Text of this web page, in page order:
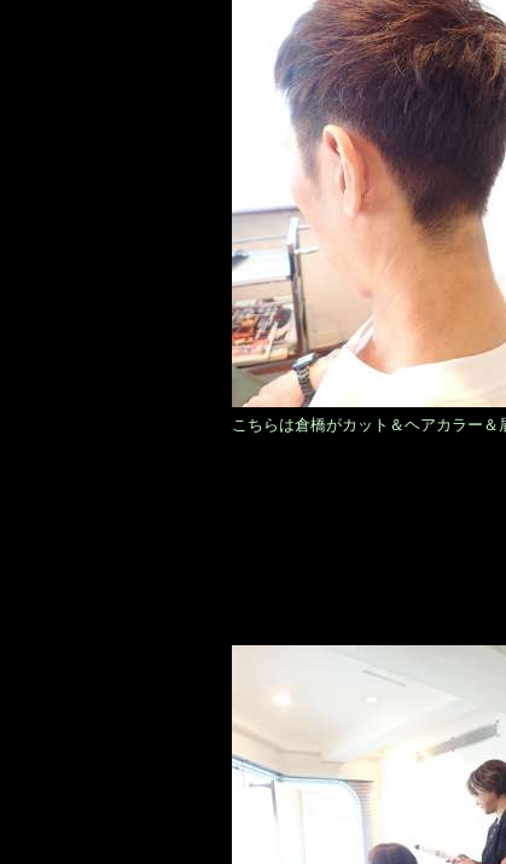
こちらは倉橋がカット＆ヘアカラー